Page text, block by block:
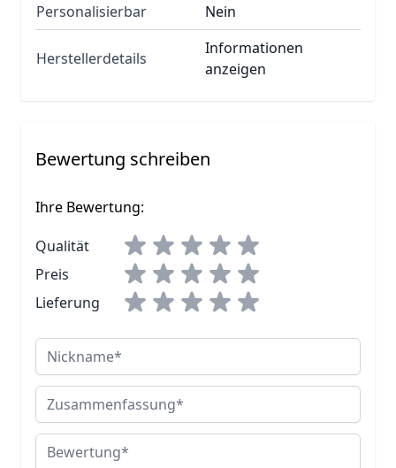
Personalisierbar
Nein
Herstellerdetails
Informationen
anzeigen
Bewertung schreiben
Ihre Bewertung:
Qualität
Preis
Lieferung
Nickname
Zusammenfassung
Bewertung